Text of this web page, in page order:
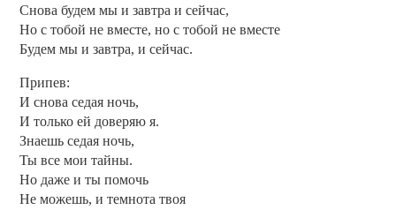
Снова будем мы и завтра и сейчас,
Но с тобой не вместе, но с тобой не вместе
Будем мы и завтра, и сейчас.
Припев:
И снова седая ночь,
И только ей доверяю я.
Знаешь седая ночь,
Ты все мои тайны.
Но даже и ты помочь
Не можешь, и темнота твоя